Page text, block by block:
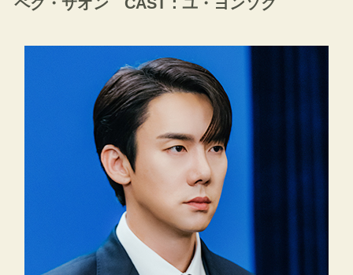
ペク・サオン CAST：ユ・ヨンソク